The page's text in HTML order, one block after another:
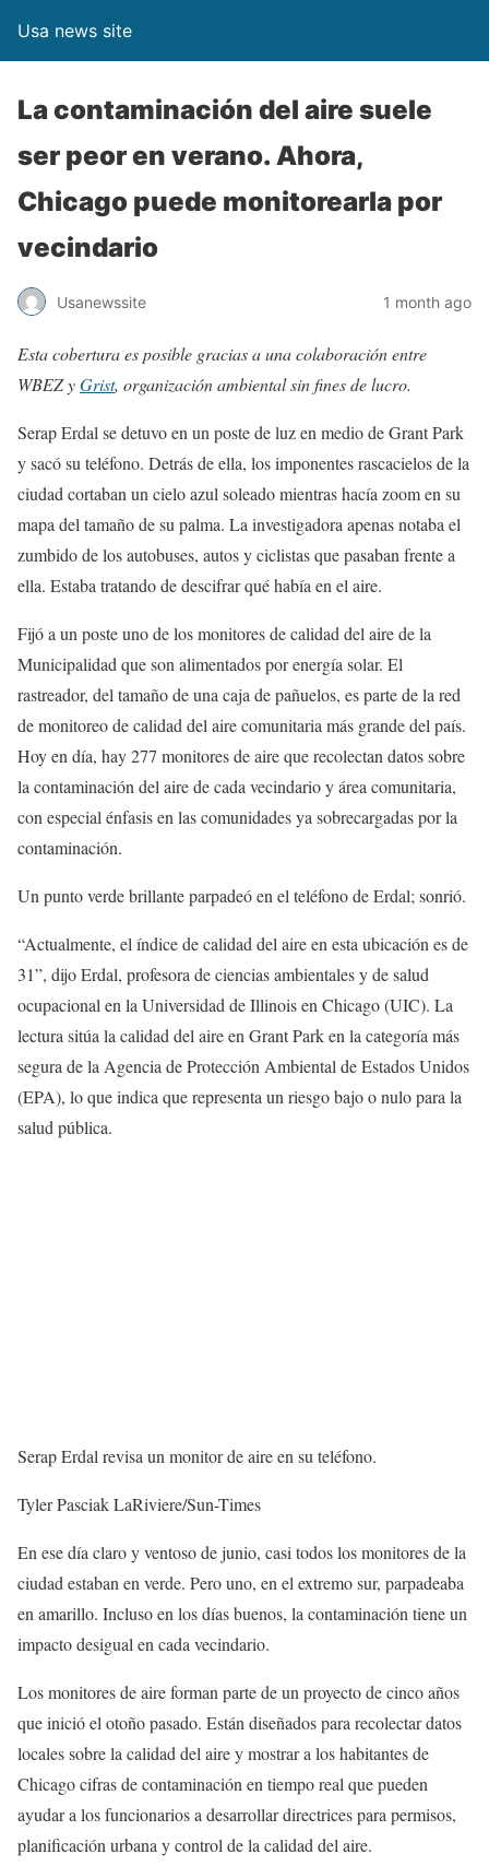
Usa news site
La contaminación del aire suele
ser peor en verano. Ahora,
Chicago puede monitorearla por
vecindario
Usanewssite 1 month ago
Esta cobertura es posible gracias a una colaboración entre
WBEZ yGrist, organización ambiental sin fines de lucro.
Serap Erdal se detuvo en un poste de luz en medio de Grant Park
y sacó su teléfono. Detrás de ella, los imponentes rascacielos de la
ciudad cortaban un cielo azul soleado mientras hacía zoom en su
mapa del tamaño de su palma. La investigadora apenas notaba el
zumbido de los autobuses, autos y ciclistas que pasaban frente a
ella. Estaba tratando de descifrar qué había en el aire.
Fijó a un poste uno de los monitores de calidad del aire de la
Municipalidad que son alimentados por energía solar. El
rastreador, del tamaño de una caja de pañuelos, es parte de la red
de monitoreo de calidad del aire comunitaria más grande del país.
Hoy en día, hay 277 monitores de aire que recolectan datos sobre
la contaminación del aire de cada vecindario y área comunitaria,
con especial énfasis en las comunidades ya sobrecargadas por la
contaminación.
Un punto verde brillante parpadeó en el teléfono de Erdal; sonrió.
“Actualmente, el índice de calidad del aire en esta ubicación es de
31”, dijo Erdal, profesora de ciencias ambientales y de salud
ocupacional en la Universidad de Illinois en Chicago (UIC). La
lectura sitúa la calidad del aire en Grant Park en la categoría más
segura de la Agencia de Protección Ambiental de Estados Unidos
(EPA), lo que indica que representa un riesgo bajo o nulo para la
salud pública.
Serap Erdal revisa un monitor de aire en su teléfono.
Tyler Pasciak LaRiviere/Sun-Times
En ese día claro y ventoso de junio, casi todos los monitores de la
ciudad estaban en verde. Pero uno, en el extremo sur, parpadeaba
en amarillo. Incluso en los días buenos, la contaminación tiene un
impacto desigual en cada vecindario.
Los monitores de aire forman parte de un proyecto de cinco años
que inició el otoño pasado. Están diseñados para recolectar datos
locales sobre la calidad del aire y mostrar a los habitantes de
Chicago cifras de contaminación en tiempo real que pueden
ayudar a los funcionarios a desarrollar directrices para permisos,
planificación urbana y control de la calidad del aire.